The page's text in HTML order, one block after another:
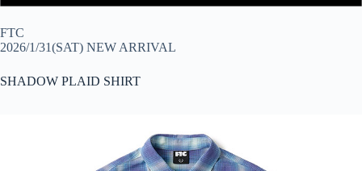
FTC
2026/1/31(SAT) NEW ARRIVAL
SHADOW PLAID SHIRT